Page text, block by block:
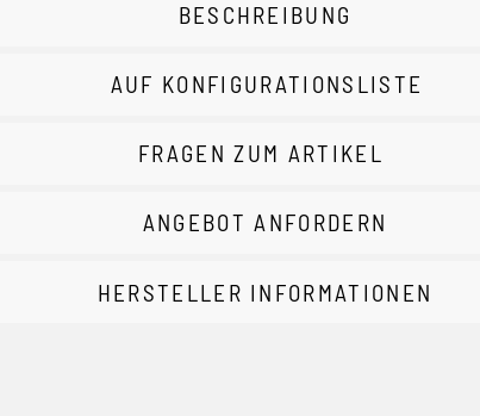
BESCHREIBUNG
AUF KONFIGURATIONSLISTE
FRAGEN ZUM ARTIKEL
ANGEBOT ANFORDERN
HERSTELLER INFORMATIONEN